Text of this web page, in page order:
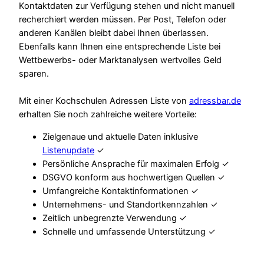
Kontaktdaten zur Verfügung stehen und nicht manuell
recherchiert werden müssen. Per Post, Telefon oder
anderen Kanälen bleibt dabei Ihnen überlassen.
Ebenfalls kann Ihnen eine entsprechende Liste bei
Wettbewerbs- oder Marktanalysen wertvolles Geld
sparen.
Mit einer Kochschulen Adressen Liste von adressbar.de
erhalten Sie noch zahlreiche weitere Vorteile:
Zielgenaue und aktuelle Daten inklusive
Listenupdate ✓
Persönliche Ansprache für maximalen Erfolg ✓
DSGVO konform aus hochwertigen Quellen ✓
Umfangreiche Kontaktinformationen ✓
Unternehmens- und Standortkennzahlen ✓
Zeitlich unbegrenzte Verwendung ✓
Schnelle und umfassende Unterstützung ✓